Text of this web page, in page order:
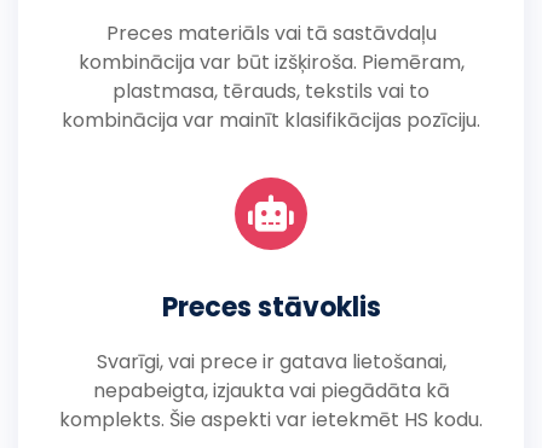
Preces materiāls vai tā sastāvdaļu
kombinācija var būt izšķiroša. Piemēram,
plastmasa, tērauds, tekstils vai to
kombinācija var mainīt klasifikācijas pozīciju.
Preces stāvoklis
Svarīgi, vai prece ir gatava lietošanai,
nepabeigta, izjaukta vai piegādāta kā
komplekts. Šie aspekti var ietekmēt HS kodu.